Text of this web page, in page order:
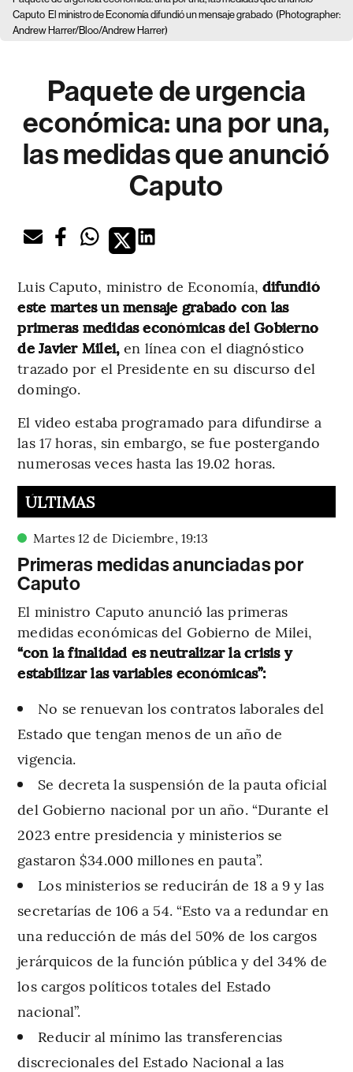
Caputo El ministro de Economía difundió un mensaje grabado (Photographer:
Andrew Harrer/Bloo/Andrew Harrer)
Paquete de urgencia
económica: una por una,
las medidas que anunció
Caputo
Luis Caputo, ministro de Economía, difundió
este martes un mensaje grabado con las
primeras medidas económicas del Gobierno
de Javier Milei, en línea con el diagnóstico
trazado por el Presidente en su discurso del
domingo.
El video estaba programado para difundirse a
las 17 horas, sin embargo, se fue postergando
numerosas veces hasta las 19.02 horas.
ÚLTIMAS
Martes 12 de Diciembre, 19:13
Primeras medidas anunciadas por
Caputo
El ministro Caputo anunció las primeras
medidas económicas del Gobierno de Milei,
“con la finalidad es neutralizar la crisis y
estabilizar las variables económicas”:
No se renuevan los contratos laborales del
Estado que tengan menos de un año de
vigencia.
Se decreta la suspensión de la pauta oficial
del Gobierno nacional por un año. “Durante el
2023 entre presidencia y ministerios se
gastaron $34.000 millones en pauta”.
Los ministerios se reducirán de 18 a 9 y las
secretarías de 106 a 54. “Esto va a redundar en
una reducción de más del 50% de los cargos
jerárquicos de la función pública y del 34% de
los cargos políticos totales del Estado
nacional”.
Reducir al mínimo las transferencias
discrecionales del Estado Nacional a las